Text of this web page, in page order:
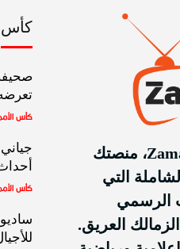
كأس
تعرضه
كأس
أحداث
كأس
مرحباً بك في Zamalek TV، منصتك
التي
الرسمي
العريق.